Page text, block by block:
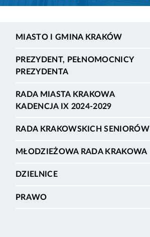
MIASTO I GMINA KRAKÓW
PREZYDENT, PEŁNOMOCNICY
PREZYDENTA
RADA MIASTA KRAKOWA
KADENCJA IX 2024-2029
RADA KRAKOWSKICH SENIORÓW
MŁODZIEŻOWA RADA KRAKOWA
DZIELNICE
PRAWO